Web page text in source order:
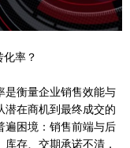
率？
是衡量企业销售效能与
潜在商机到最终成交的
遍困境：销售前端与后
存、交期承诺不清，